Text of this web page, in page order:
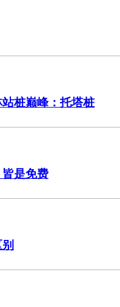
桩巅峰：托塔桩
是免费